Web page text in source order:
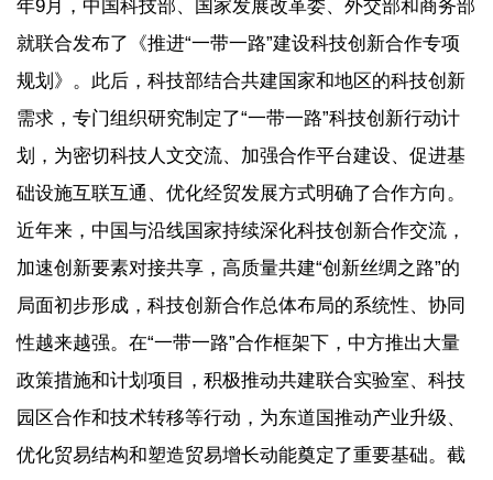
年9月，中国科技部、国家发展改革委、外交部和商务部
就联合发布了《推进“一带一路”建设科技创新合作专项
规划》。此后，科技部结合共建国家和地区的科技创新
需求，专门组织研究制定了“一带一路”科技创新行动计
划，为密切科技人文交流、加强合作平台建设、促进基
础设施互联互通、优化经贸发展方式明确了合作方向。
近年来，中国与沿线国家持续深化科技创新合作交流，
加速创新要素对接共享，高质量共建“创新丝绸之路”的
局面初步形成，科技创新合作总体布局的系统性、协同
性越来越强。在“一带一路”合作框架下，中方推出大量
政策措施和计划项目，积极推动共建联合实验室、科技
园区合作和技术转移等行动，为东道国推动产业升级、
优化贸易结构和塑造贸易增长动能奠定了重要基础。截